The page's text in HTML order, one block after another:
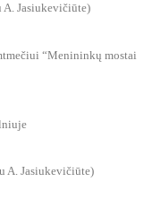
Jasiukevičiūte)
“Menininkų mostai
Jasiukevičiūte)